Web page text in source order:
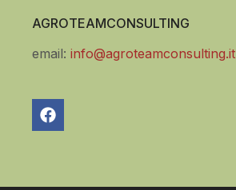
AGROTEAMCONSULTING
email: info@agroteamconsulting.it